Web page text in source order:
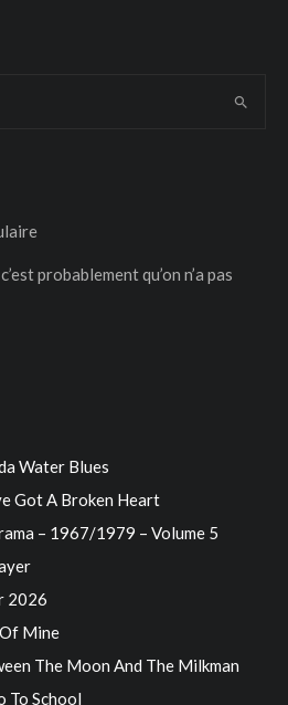
probablement qu’on n’a pas
Water Blues
Got A Broken Heart
– 1967/1979 – Volume 5
2026
Mine
The Moon And The Milkman
To School